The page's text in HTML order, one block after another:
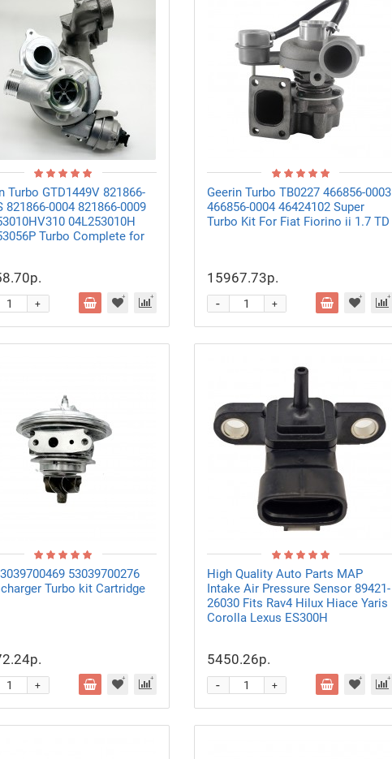
Turbo GTD1449V 821866-
821866-0004 821866-0009
04L253010H
Turbo Complete for
+
Geerin Turbo TB0227 466856-0003
466856-0004 46424102 Super
Turbo Kit For Fiat Fiorino ii 1.7 TD
15967.73р.
+
-
53039700276
Turbo kit Cartridge
+
High Quality Auto Parts MAP
Intake Air Pressure Sensor 89421-
26030 Fits Rav4 Hilux Hiace Yaris
Corolla Lexus ES300H
5450.26р.
+
-